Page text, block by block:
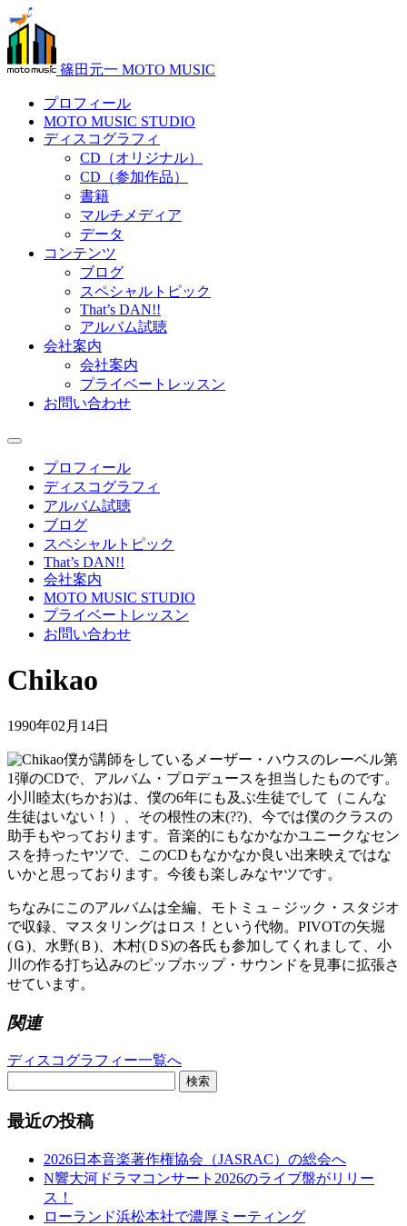
篠田元一 MOTO MUSIC
プロフィール
MOTO MUSIC STUDIO
ディスコグラフィ
CD（オリジナル）
CD（参加作品）
書籍
マルチメディア
データ
コンテンツ
ブログ
スペシャルトピック
That’s DAN!!
アルバム試聴
会社案内
会社案内
プライベートレッスン
お問い合わせ
プロフィール
ディスコグラフィ
アルバム試聴
ブログ
スペシャルトピック
That’s DAN!!
会社案内
MOTO MUSIC STUDIO
プライベートレッスン
お問い合わせ
Chikao
1990年02月14日
僕が講師をしているメーザー・ハウスのレーベル第
1弾のCDで、アルバム・プロデュースを担当したものです。
小川睦太(ちかお)は、僕の6年にも及ぶ生徒でして（こんな
生徒はいない！）、その根性の末(??)、今では僕のクラスの
助手もやっております。音楽的にもなかなかユニークなセン
スを持ったヤツで、このCDもなかなか良い出来映えではな
いかと思っております。今後も楽しみなヤツです。
ちなみにこのアルバムは全編、モトミュ－ジック・スタジオ
で収録、マスタリングはロス！という代物。PIVOTの矢堀
(Ｇ)、水野(Ｂ)、木村(ＤS)の各氏も参加してくれまして、小
川の作る打ち込みのピップホップ・サウンドを見事に拡張さ
せています。
関連
ディスコグラフィー一覧へ
検索
最近の投稿
2026日本音楽著作権協会（JASRAC）の総会へ
N響大河ドラマコンサート2026のライブ盤がリリー
ス！
ローランド浜松本社で濃厚ミーティング